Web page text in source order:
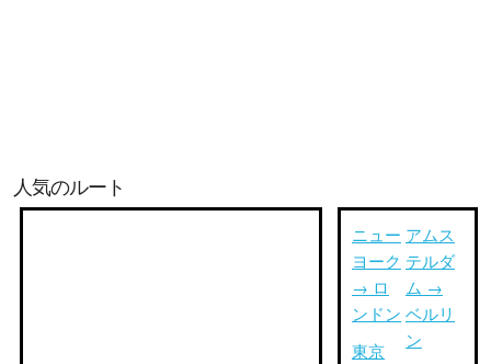
人気のルート
ニュー
ヨーク
→ ロ
ンドン
東京
アムス
テルダ
ム →
ベルリ
ン